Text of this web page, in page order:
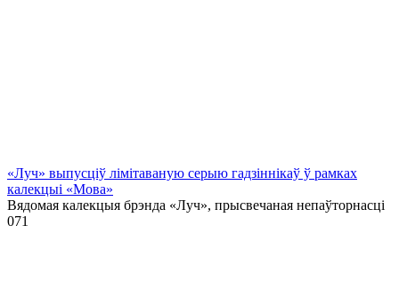
«Луч» выпусціў лiмiтаваную серыю гадзіннікаў ў рамках
калекцыі «Мова»
Вядомая калекцыя брэнда «Луч», прысвечаная непаўторнасці
071